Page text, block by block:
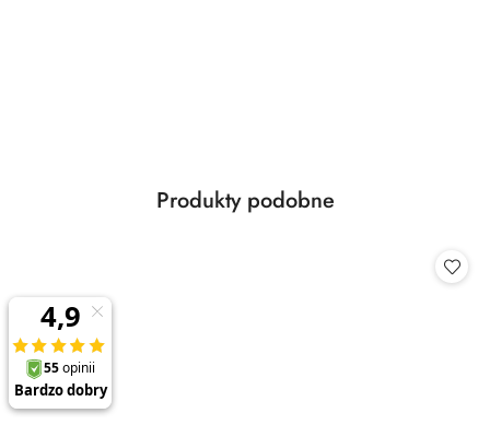
Pomiń karuzelę produktów
Produkty
Produkty podobne